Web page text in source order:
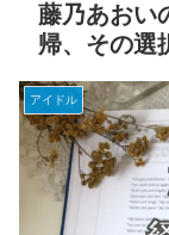
藤乃あおい
帰、その選
アイドル